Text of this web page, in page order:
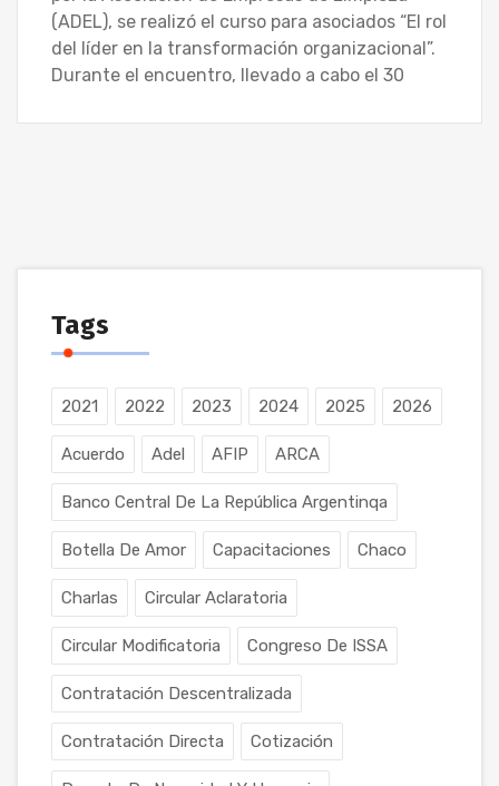
(ADEL), se realizó el curso para asociados “El rol
del líder en la transformación organizacional”.
Durante el encuentro, llevado a cabo el 30
Tags
2021 2022 2023 2024 2025 2026
Acuerdo Adel AFIP ARCA
Banco Central De La República Argentinqa
Botella De Amor Capacitaciones Chaco
Charlas Circular Aclaratoria
Circular Modificatoria Congreso De ISSA
Contratación Descentralizada
Contratación Directa Cotización